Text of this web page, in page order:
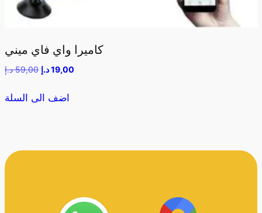
كاميرا واي فاي ميني
59,00 د.إ 19,00د.إ
اضف الى السلة